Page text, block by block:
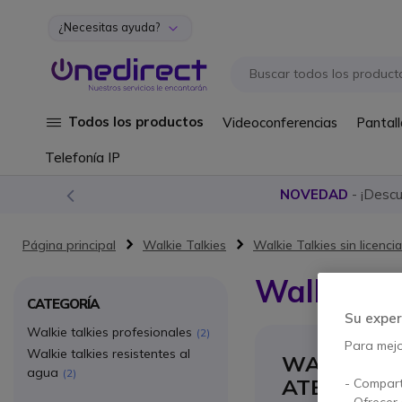
Ir al contenido
¿Necesitas ayuda?
Todos los productos Videoconferencias
Telefonía IP
NOVEDAD -
Página principal Walkie Talkies Walkie Talkies sin licencia
Walkie
WALKIES
ATEX
CATEGORÍA
Walkie talkies profesionales 2
Walkie talkies resistentes al
agua
2
Su
Para
-